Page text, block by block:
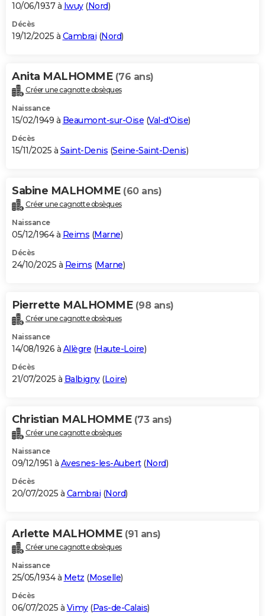
10/06/1937 à Iwuy(Nord)
Décès
19/12/2025 à Cambrai (Nord)
Anita MALHOMME (76 ans)
Créer une cagnotte obsèques
Naissance
15/02/1949 à Beaumont-sur-Oise (Val-d'Oise)
Décès
15/11/2025 à Saint-Denis (Seine-Saint-Denis)
Sabine MALHOMME (60 ans)
Créer une cagnotte obsèques
Naissance
05/12/1964 à Reims (Marne)
Décès
24/10/2025 à Reims (Marne)
Pierrette MALHOMME (98 ans)
Créer une cagnotte obsèques
Naissance
14/08/1926 à Allègre (Haute-Loire)
Décès
21/07/2025 à Balbigny(Loire)
Christian MALHOMME (73 ans)
Créer une cagnotte obsèques
Naissance
09/12/1951 à Avesnes-les-Aubert(Nord)
Décès
20/07/2025 à Cambrai (Nord)
Arlette MALHOMME (91 ans)
Créer une cagnotte obsèques
Naissance
25/05/1934 à Metz (Moselle)
Décès
06/07/2025 à Vimy(Pas-de-Calais)